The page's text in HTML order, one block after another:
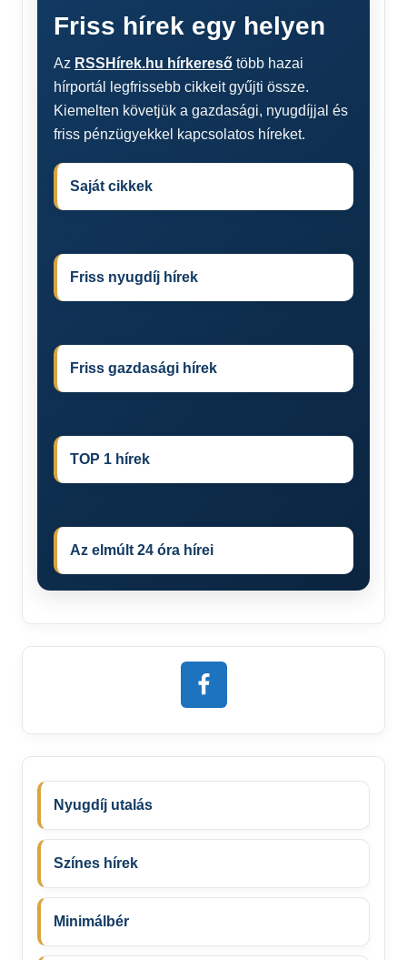
Friss hírek egy helyen
Az RSSHírek.hu hírkereső több hazai
hírportál legfrissebb cikkeit gyűjti össze.
Kiemelten követjük a gazdasági, nyugdíjjal és
friss pénzügyekkel kapcsolatos híreket.
Saját cikkek
Friss nyugdíj hírek
Friss gazdasági hírek
TOP 1 hírek
Az elmúlt 24 óra hírei
Nyugdíj utalás
Színes hírek
Minimálbér